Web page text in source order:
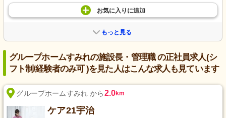
お気に入り に追加
もっと見る
グループホームすみれの施設長・管理職 の正社員求人(シ
フト制/経験者のみ可 )を見た人はこんな求人も見ています
グループホームすみれ から2.0km
ケア21宇治